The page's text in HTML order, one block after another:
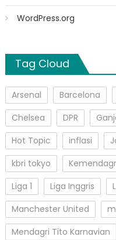
WordPress.org
Tag Cloud
Arsenal Barcelona
Chelsea
DPR
Hot Topic
inflasi
kbri tokyo
Liga 1
Liga Inggris
Manchester United
Mendagri Tito Karnavian